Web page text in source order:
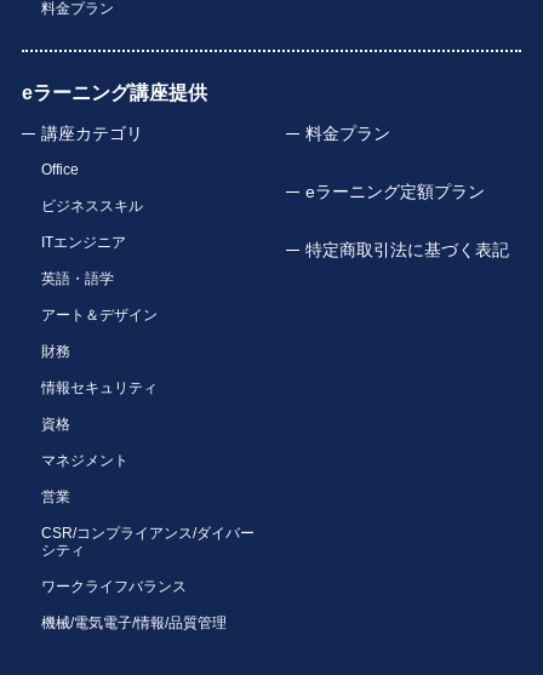
料金プラン
eラーニング講座提供
講座カテゴリ
Office
ビジネススキル
ITエンジニア
英語・語学
アート＆デザイン
財務
情報セキュリティ
資格
マネジメント
営業
CSR/コンプライアンス/ダイバー
シティ
ワークライフバランス
機械/電気電子/情報/品質管理
料金プラン
eラーニング定額プラン
特定商取引法に基づく表記